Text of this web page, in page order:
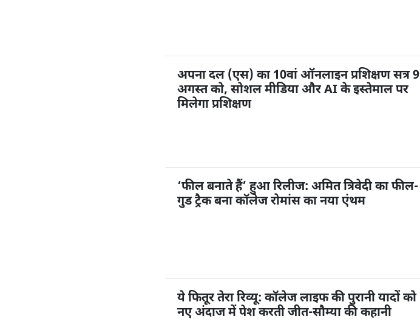
अपना दल (एस) का 10वां ऑनलाइन प्रशिक्षण सत्र 9
अगस्त को, सोशल मीडिया और AI के इस्तेमाल पर
मिलेगा प्रशिक्षण
‘फील बनाते हैं’ हुआ रिलीज: अमित त्रिवेदी का फील-
गुड ट्रैक बना कॉलेज रोमांस का नया एंथम
ये फितूर तेरा रिव्यू: कॉलेज लाइफ की पुरानी यादों को
नए अंदाज में पेश करती जीत-सौम्या की कहानी